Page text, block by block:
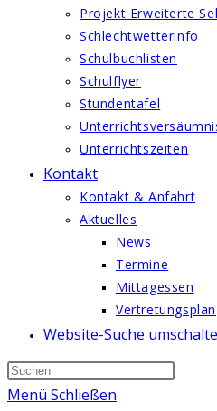
Projekt Erweiterte
Schlechtwetterinfo
Schulbuchlisten
Schulflyer
Stundentafel
Unterrichtszeiten
Kontakt
Kontakt & Anfahrt
Aktuelles
News
Termine
Mittagessen
Vertretungsplan
Website-Suche
Menü Schließen